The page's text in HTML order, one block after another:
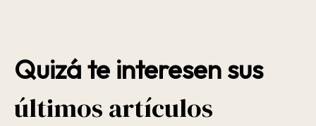
Quizá te interesen sus
últimos artículos